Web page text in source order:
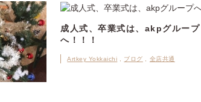
成人式、卒業式は、akpグループ
へ！！！
Artkey Yokkaichi ブログ 全店共通